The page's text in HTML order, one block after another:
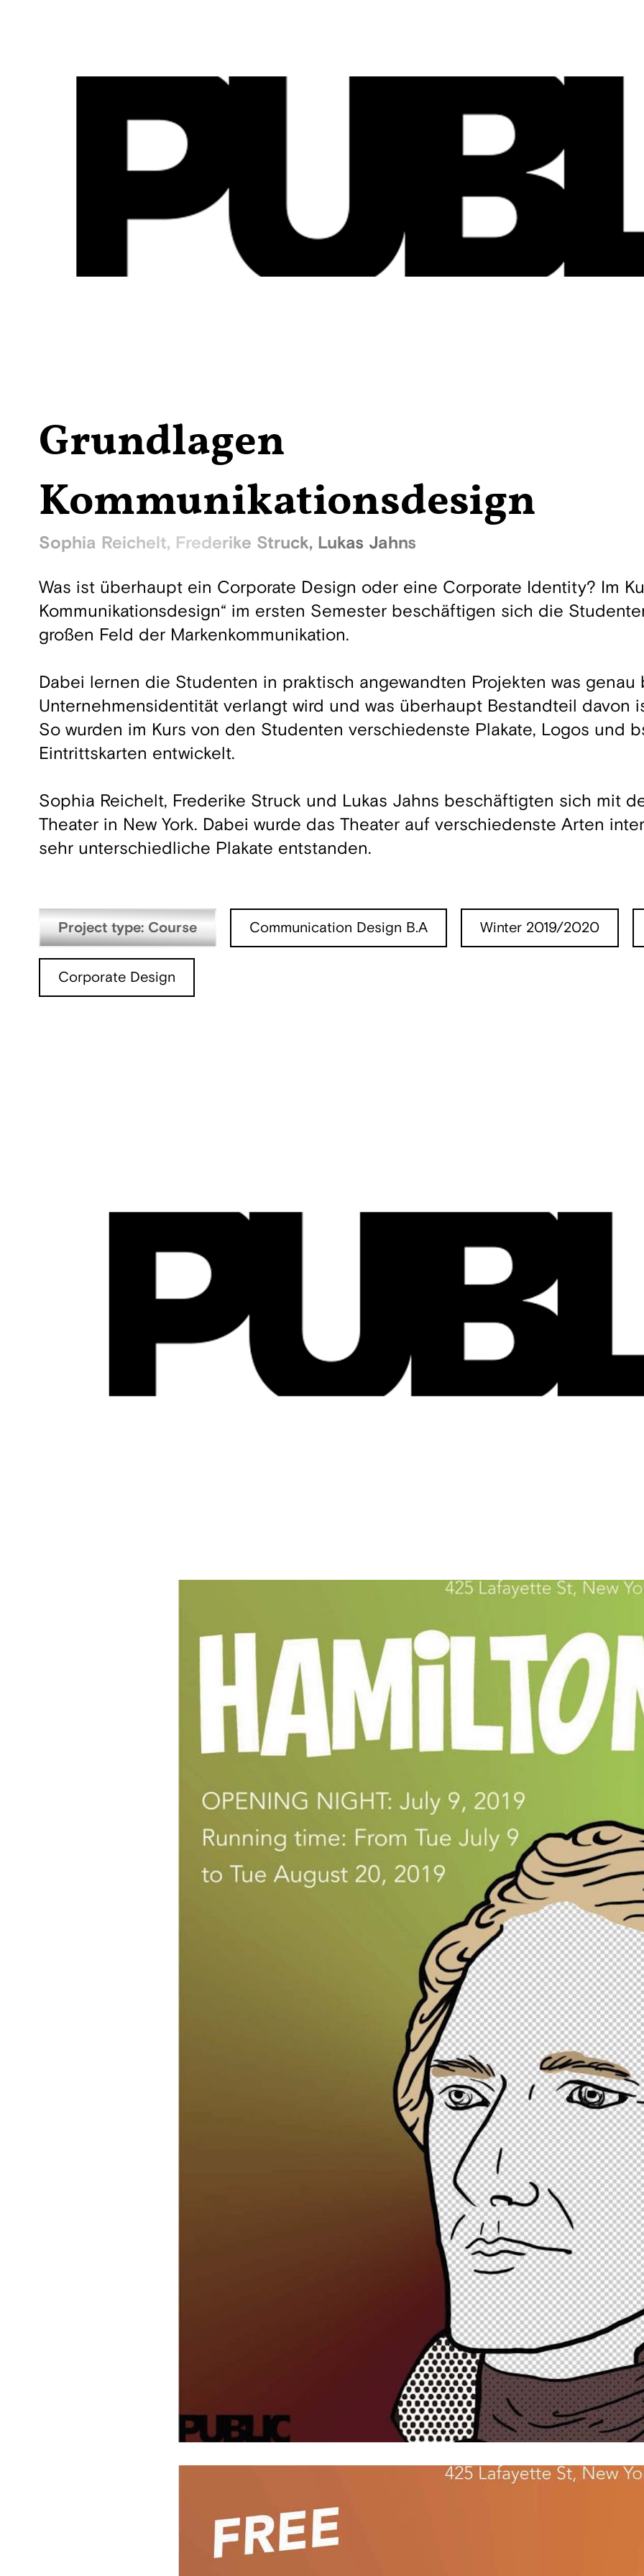
Grundlagen
Kommunikationsdesign
Sophia Reichelt, Frederike Struck, Lukas Jahns
Was ist überhaupt ein Corporate Design oder eine Corporate Identity? Im
Kommunikationsdesign“ im ersten Semester beschäftigen sich die
großen Feld der Markenkommunikation.
Dabei lernen die Studenten in praktisch angewandten Projekten was genau
Unternehmensidentität verlangt wird und was überhaupt Bestandteil davon
So wurden im Kurs von den Studenten verschiedenste Plakate, Logos und
Eintrittskarten entwickelt.
Sophia Reichelt, Frederike Struck und Lukas Jahns beschäftigten sich mit
Theater in New York. Dabei wurde das Theater auf verschiedenste Arten
sehr unterschiedliche Plakate entstanden.
Project type: Course Communication Design B.A Winter 2019/2020
Corporate Design